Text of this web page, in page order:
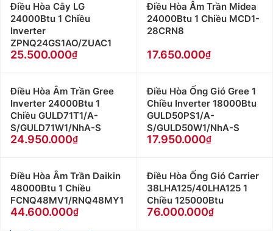
Điều Hòa Cây LG
24000Btu 1 Chiều
Inverter
ZPNQ24GS1AO/ZUAC1
25.500.000
Điều Hòa Âm Trần Midea
24000Btu 1 Chiều MCD1-
28CRN8
17.650.000
Điều Hòa Âm Trần Gree
Inverter 24000Btu 1
Chiều GULD71T1/A-
S/GULD71W1/NhA-S
24.950.000
Điều Hòa Ống Gió Gree 1
Chiều Inverter 18000Btu
GULD50PS1/A-
S/GULD50W1/NhA-S
17.950.000
Điều Hòa Âm Trần Daikin
48000Btu 1 Chiều
FCNQ48MV1/RNQ48MY1
44.600.000
Điều Hòa Ống Gió Carrier
38LHA125/40LHA125 1
Chiều 125000Btu
76.000.000